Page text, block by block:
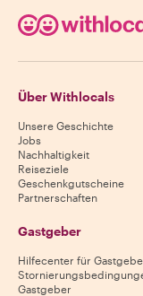
Über Withlocals
Unsere Geschichte
Jobs
Nachhaltigkeit
Reiseziele
Geschenkgutscheine
Partnerschaften
Gastgeber
Hilfecenter für
Gastgeber